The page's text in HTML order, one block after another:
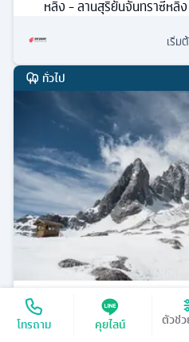
โทรถาม คุยไลน์ ตัวช่
หลิง - ลานสุริยันจันทราซีหลิ
เริ่ม
ทั่วไป
คุนหมิง + หลายเมือง
ทัวร์